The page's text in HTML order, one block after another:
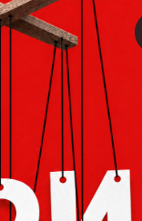
Опубликовано
22.04.2026
Пеццоли
Али Одей Аджин
Болотов
Вероника
Резник, Владислав
Беджамов
Екатерина Глушакова
банков
,Лариса
Наталья Бурыкина
Николай Чилингаров
Светлана Ткач